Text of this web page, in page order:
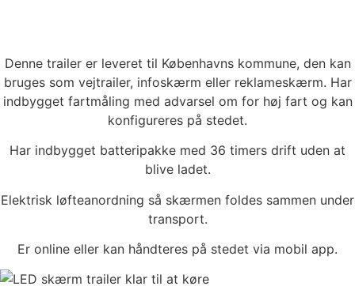
Denne trailer er leveret til Københavns kommune, den kan
bruges som vejtrailer, infoskærm eller reklameskærm. Har
indbygget fartmåling med advarsel om for høj fart og kan
konfigureres på stedet.
Har indbygget batteripakke med 36 timers drift uden at
blive ladet.
Elektrisk løfteanordning så skærmen foldes sammen under
transport.
Er online eller kan håndteres på stedet via mobil app.